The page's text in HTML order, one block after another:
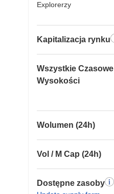
Explorerzy
Kapitalizacja rynku
Wszystkie Czasowe
Wysokości
Wolumen (24h)
Vol / M Cap (24h)
Dostępne zasoby